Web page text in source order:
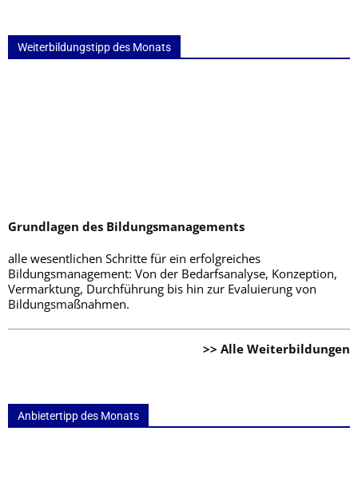
Weiterbildungstipp des Monats
Grundlagen des Bildungsmanagements
alle wesentlichen Schritte für ein erfolgreiches
Bildungsmanagement: Von der Bedarfsanalyse, Konzeption,
Vermarktung, Durchführung bis hin zur Evaluierung von
Bildungsmaßnahmen.
>> Alle Weiterbildungen
Anbietertipp des Monats